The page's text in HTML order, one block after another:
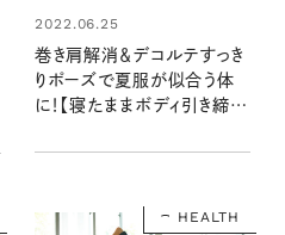
2022.06.25
巻き肩解消＆デコルテすっき
りポーズで夏服が似合う体
に！【寝たままボディ引き締め
HEALTH